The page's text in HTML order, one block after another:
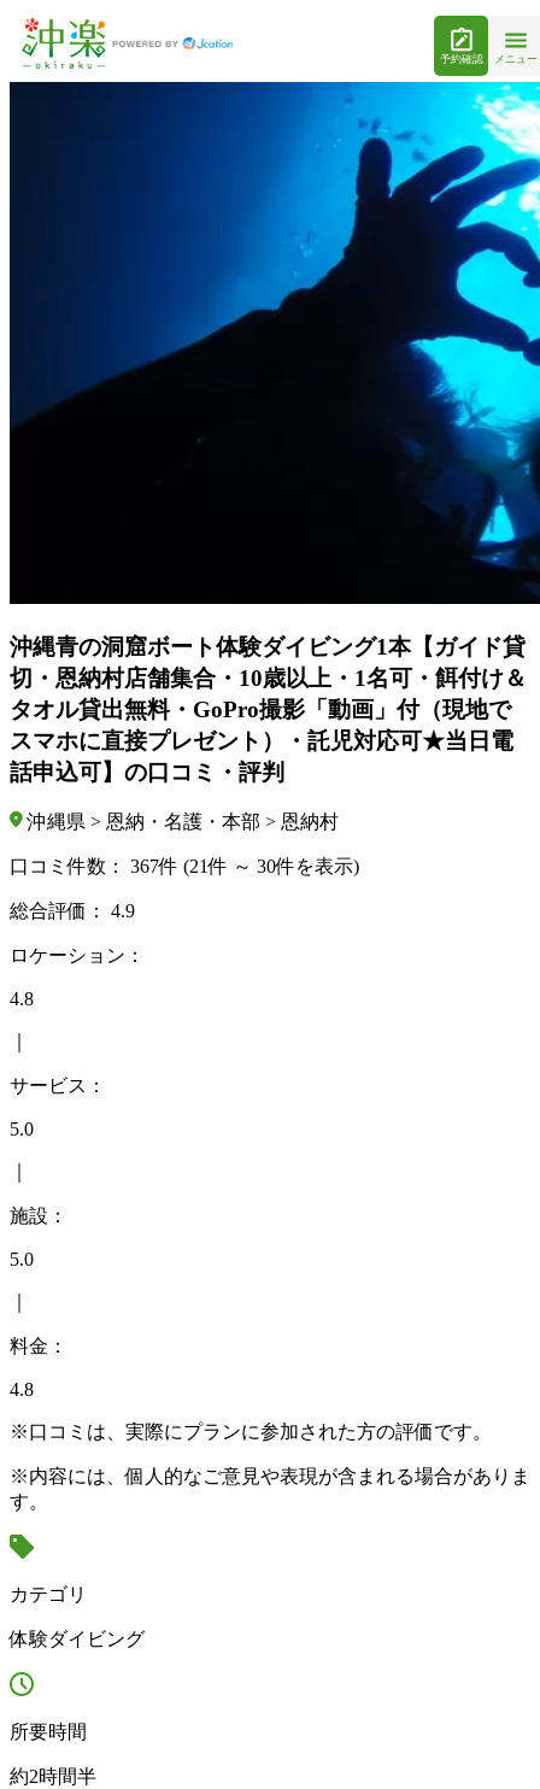
予約確認 メニュー
沖縄青の洞窟ボート体験ダイビング1本【ガイド貸
切・恩納村店舗集合・10歳以上・1名可・餌付け＆
タオル貸出無料・GoPro撮影「動画」付（現地で
スマホに直接プレゼント）・託児対応可★当日電
話申込可】の口コミ・評判
沖縄県 > 恩納・名護・本部 > 恩納村
口コミ件数： 367件 (21件 ～ 30件を表示)
総合評価： 4.9
ロケーション：
4.8
サービス：
5.0
施設：
5.0
料金：
4.8
※口コミは、実際にプランに参加された方の評価です。
※内容には、個人的なご意見や表現が含まれる場合がありま
す。
カテゴリ
体験ダイビング
所要時間
約2時間半